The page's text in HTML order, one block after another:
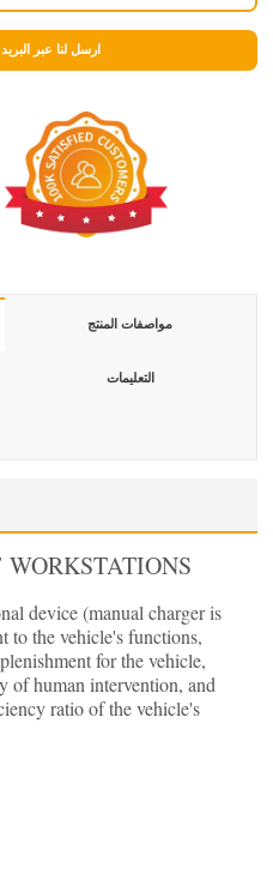
ارسل لنا عبر
مواصفات المنتج
التعليمات
device (manual charger is
to the vehicle's functions,
for the vehicle,
of human intervention, and
ratio of the vehicle's